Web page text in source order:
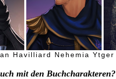
Havilliard Nehemia Ytger
mit den Buchcharakteren?